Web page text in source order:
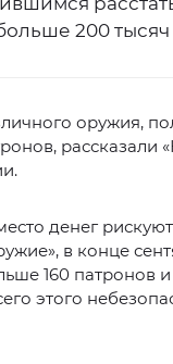
200
оружия,
рассказали
денег
в конце
160 патронов и
этого